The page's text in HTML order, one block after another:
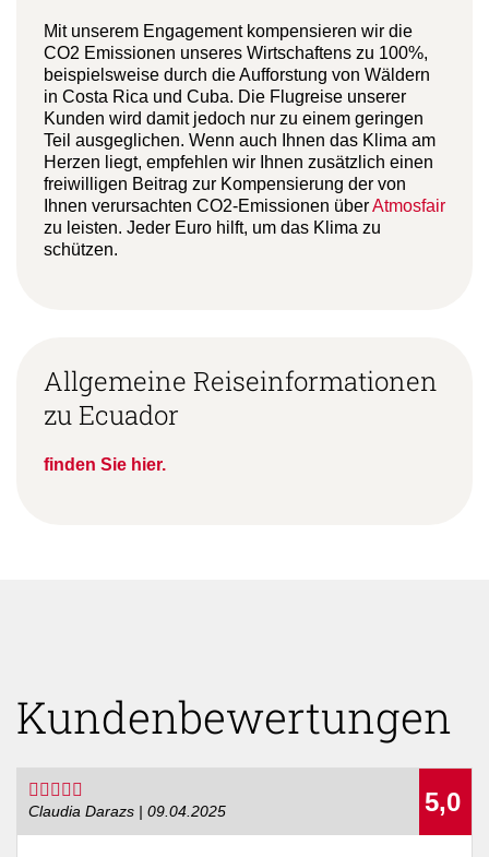
CO2-Kompensation
Mit unserem Engagement kompensieren wir die
CO2 Emissionen unseres Wirtschaftens zu 100%,
beispielsweise durch die Aufforstung von Wäldern
in Costa Rica und Cuba. Die Flugreise unserer
Kunden wird damit jedoch nur zu einem geringen
Teil ausgeglichen. Wenn auch Ihnen das Klima am
Herzen liegt, empfehlen wir Ihnen zusätzlich einen
freiwilligen Beitrag zur Kompensierung der von
Ihnen verursachten CO2-Emissionen über
Allgemeine Reiseinformationen
zu Ecuador
Kundenbewertungen
5,0